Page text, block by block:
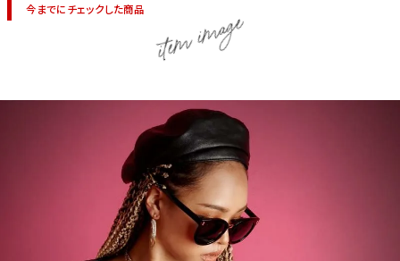
今までにチェックした商品 item image